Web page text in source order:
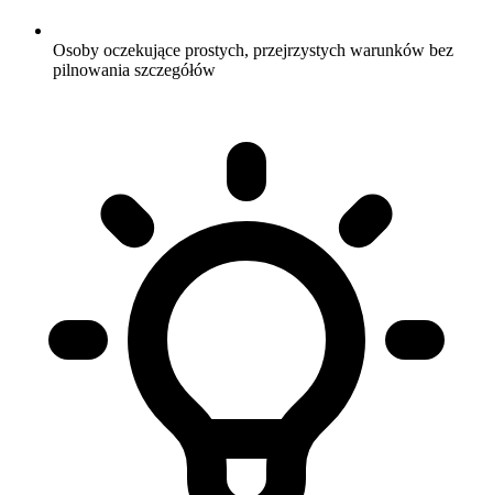
Osoby oczekujące prostych, przejrzystych warunków bez
pilnowania szczegółów